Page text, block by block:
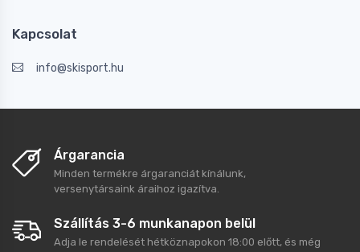
Kapcsolat
info@skisport.hu
Árgarancia
Minden termékre árgaranciát kínálunk,
versenytársaink áraihoz igazítva.
Szállítás 3-6 munkanapon belül
Adja le rendelését hétköznapokon 18:00 előtt, és még